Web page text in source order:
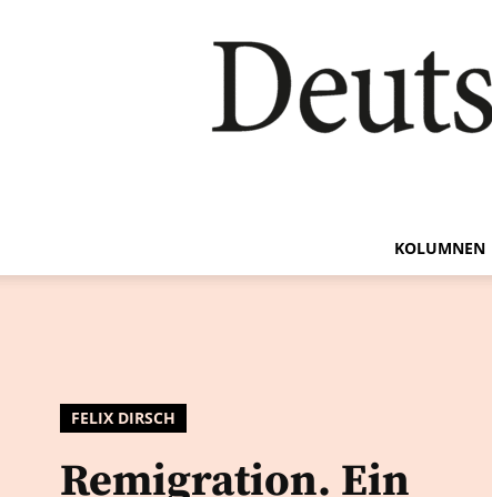
KOLUMNEN
FELIX DIRSCH
Remigration. Ein